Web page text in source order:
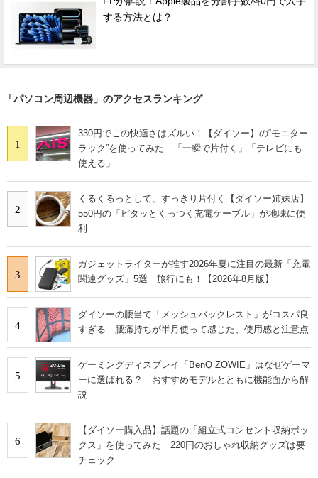
する方法とは？
「パソコン周辺機器」のアクセスランキング
1
330円でこの快適さはズルい！【ダイソー】の“モニター
ラック”を使ってみた 「一瞬で片付く」「テレビにも
使える」
2
くるくるっとして、すっきり片付く【ダイソー姉妹店】
550円の「ピタッとくっつく充電ケーブル」が地味に便
利
3
ガジェットライターが推す2026年夏に注目の最新「充電
関連グッズ」5選 旅行にも！【2026年8月版】
4
ダイソーの腰当て「メッシュバックレスト」がコスパ良
すぎる 腰痛持ちが半月使って感じた、使用感と注意点
5
ゲーミングディスプレイ「BenQ ZOWIE」はなぜゲーマ
ーに選ばれる？ おすすめモデルとともに機能面から解
説
6
【ダイソー購入品】話題の「組立式コンセント収納ボッ
クス」を使ってみた 220円のおしゃれ収納グッズは要
チェック